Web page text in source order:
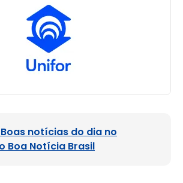
notícias do dia no
Boa Notícia Brasil